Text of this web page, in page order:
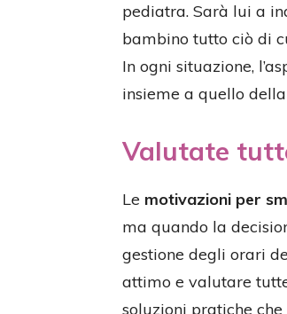
pediatra. Sarà lui a
bambino tutto ciò di
In ogni situazione,
insieme a quello
Valutate
Le motivazioni per
ma quando la
gestione degli orari
attimo e valutare
soluzioni pratiche